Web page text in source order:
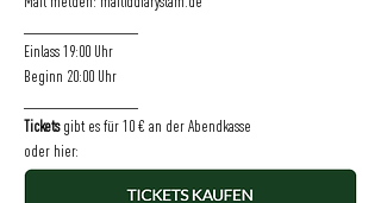
Einlass 19:00 Uhr
Beginn 20:00 Uhr
Tickets gibt es für 10 € an der Abendkasse
oder hier: